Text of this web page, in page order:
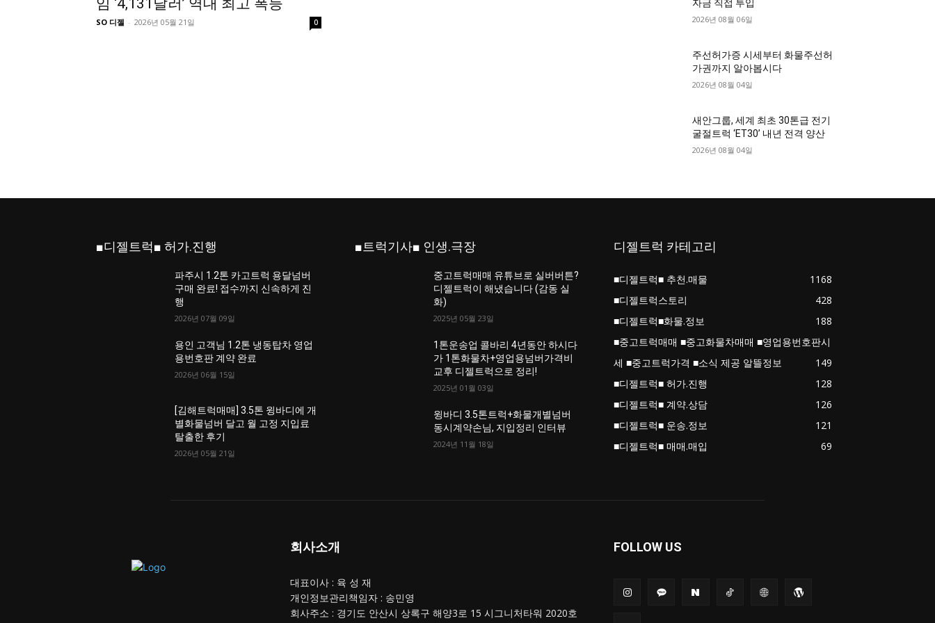
임 ‘4,131달러’ 역대 최고 폭등
SO 디젤 - 2026년 05월 21일 0
자금 직접 투입
2026년 08월 06일
주선허가증 시세부터 화물주선허
가권까지 알아봅시다
2026년 08월 04일
새안그룹, 세계 최초 30톤급 전기
굴절트럭 ‘ET30’ 내년 전격 양산
2026년 08월 04일
■디젤트럭■ 허가.진행
파주시 1.2톤 카고트럭 용달넘버
구매 완료! 접수까지 신속하게 진
행
2026년 07월 09일
용인 고객님 1.2톤 냉동탑차 영업
용번호판 계약 완료
2026년 06월 15일
[김해트럭매매] 3.5톤 윙바디에 개
별화물넘버 달고 월 고정 지입료
탈출한 후기
2026년 05월 21일
■트럭기사■ 인생.극장
중고트럭매매 유튜브로 실버버튼?
디젤트럭이 해냈습니다 (감동 실
화)
2025년 05월 23일
1톤운송업 콜바리 4년동안 하시다
가 1톤화물차+영업용넘버가격비
교후 디젤트럭으로 정리!
2025년 01월 03일
윙바디 3.5톤트럭+화물개별넘버
동시계약손님, 지입정리 인터뷰
2024년 11월 18일
디젤트럭 카테고리
■디젤트럭■ 추천.매물
1168
■디젤트럭스토리
428
■디젤트럭■화물.정보
188
■중고트럭매매 ■중고화물차매매 ■영업용번호판시
세 ■중고트럭가격 ■소식 제공 알뜰정보
149
■디젤트럭■ 허가.진행
128
■디젤트럭■ 계약.상담
126
■디젤트럭■ 운송.정보
121
■디젤트럭■ 매매.매입
69
회사소개
대표이사 : 육 성 재
개인정보관리책임자 : 송민영
회사주소 : 경기도 안산시 상록구 해양3로 15 시그니처타워 2020호
FOLLOW US